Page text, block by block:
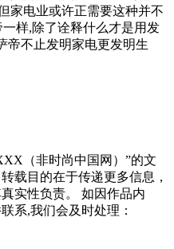
家电业或许正需要这种并不
样,除了诠释什么才是用发
帝不止发明家电更发明生
（非时尚中国网）”的文
载目的在于传递更多信息，
实性负责。 如因作品内
系,我们会及时处理：